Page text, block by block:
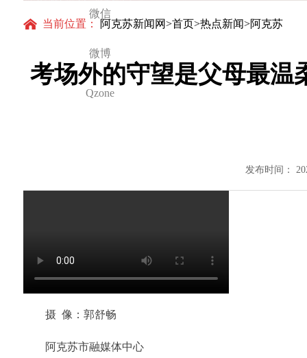
微信
微博
Qzone
当前位置： 阿克苏新闻网>首页>热点新闻>阿克苏
考场外的守望是父母最温
发布时间：
摄 像：郭舒畅
阿克苏市融媒体中心